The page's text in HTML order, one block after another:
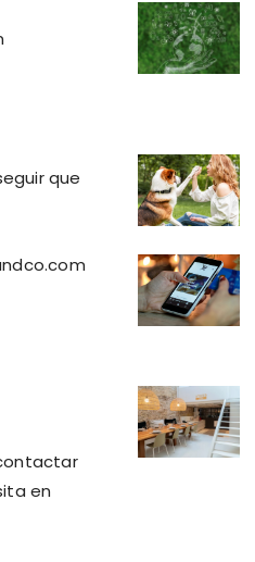
que
en